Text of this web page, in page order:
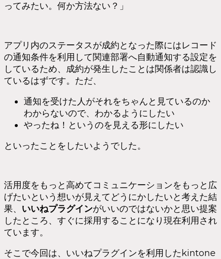
ってみたい。何か方法ない？」
アプリ内のステータスが成約となった際にはレコード
の通知条件を利用して関連部署へ自動通知する設定を
しているため、成約が発生したことは関係者は認識し
ているはずです。ただ、
通知を受けた人がそれをちゃんと見ているのか
わからないので、わかるようにしたい
やったね！というのを見える形にしたい
といったことをしたいようでした。
活用度をもっと高めてコミュニケーションをもっと広
げたいという想いが見えてどうにかしたいと考えた結
果、 いいねプラグインがいいのではないかと思い提案
したところ、すぐに採用することになり現在利用され
ています。
そこで今回は、いいねプラグインを利用したkintone